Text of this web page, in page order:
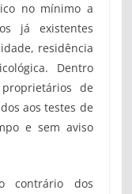
no mínimo a
já existentes
residência
Dentro
de
aos testes de
e sem aviso
contrário dos